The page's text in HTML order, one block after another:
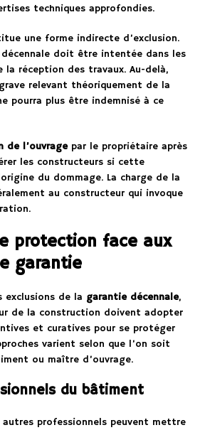
techniques approfondies.
une forme indirecte d’exclusion.
décennale doit être intentée dans les
la réception des travaux. Au-delà,
relevant théoriquement de la
pourra plus être indemnisé à ce
de l’ouvragepar le propriétaire après
les constructeurs si cette
du dommage. La charge de la
au constructeur qui invoque
protection face aux
garantie
exclusions de la garantie décennale,
de la construction doivent adopter
et curatives pour se protéger
varient selon que l’on soit
ou maître d’ouvrage.
du bâtiment
professionnels peuvent mettre